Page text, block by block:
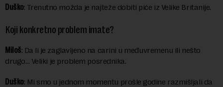
Duško: Trenutno možda je najteže dobiti piće iz Velike Britanije.
Koji konkretno problem imate?
Miloš: Da li je zaglavljeno na carini u međuvremenu ili nešto
drugo… Veliki je problem posrednika.
Duško: Mi smo u jednom momentu prošle godine razmišljali da